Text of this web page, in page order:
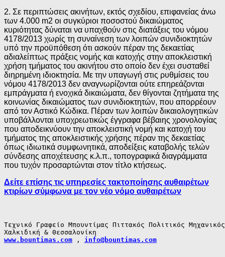
2. Σε περιπτώσεις ακινήτων, εκτός σχεδίου, επιφανείας άνω
των 4.000 m2 οι συγκύριοι ποσοστού δικαιώματος
κυριότητας δύναται να υπαχθούν στις διατάξεις του νόμου
4178/2013 χωρίς τη συναίνεση των λοιπών συνιδιοκτητών
υπό την προϋπόθεση ότι ασκούν πέραν της δεκαετίας
αδιαλείπτως πράξεις νομής και κατοχής στην αποκλειστική
χρήση τμήματος του ακινήτου στο οποίο δεν έχει συσταθεί
διηρημένη ιδιοκτησία. Με την υπαγωγή στις ρυθμίσεις του
νόμου 4178/2013 δεν αναγνωρίζονται ούτε επηρεάζονται
εμπράγματα ή ενοχικά δικαιώματα, δεν θίγονται ζητήματα της
κοινωνίας δικαιώματος των συνιδιοκτητών, που απορρέουν
από τον Αστικό Κώδικα. Πέραν των λοιπών δικαιολογητικών
υποβάλλονται υποχρεωτικώς έγγραφα βέβαιης χρονολογίας
που αποδεικνύουν την αποκλειστική νομή και κατοχή του
τμήματος της αποκλειστικής χρήσης πέραν της δεκαετίας
όπως ιδιωτικά συμφωνητικά, αποδείξεις καταβολής τελών
σύνδεσης αποχέτευσης κ.λ.π., τοπογραφικά διαγράμματα
που τυχόν προσαρτώνται στον τίτλο κτήσεως.
Δείτε επίσης τις υπηρεσίες τακτοποίησης αυθαιρέτων
κτιρίων σύμφωνα με τον νέο νόμο αυθαιρέτων
Τεχνικό Γραφείο Μπουντίμας Πιττακός Πολιτικός Μηχανικός
www.bountimas.com , info@bountimas.com